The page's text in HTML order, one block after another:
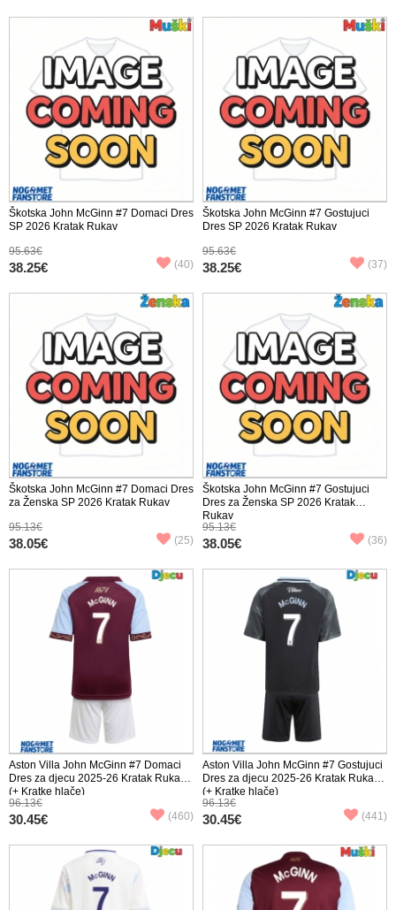
Škotska John McGinn #7 Domaci Dres
SP 2026 Kratak Rukav
95.63€
38.25€ (40)
Škotska John McGinn #7 Gostujuci
Dres SP 2026 Kratak Rukav
95.63€
38.25€ (37)
Škotska John McGinn #7 Domaci Dres
za Ženska SP 2026 Kratak Rukav
95.13€
38.05€ (25)
Škotska John McGinn #7 Gostujuci
Dres za Ženska SP 2026 Kratak
Rukav
95.13€
38.05€ (36)
Aston Villa John McGinn #7 Domaci
Dres za djecu 2025-26 Kratak Rukav
(+ Kratke hlače)
96.13€
30.45€ (460)
Aston Villa John McGinn #7 Gostujuci
Dres za djecu 2025-26 Kratak Rukav
(+ Kratke hlače)
96.13€
30.45€ (441)